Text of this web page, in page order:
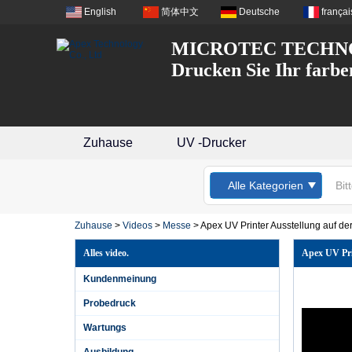
English 简体中文 Deutsche
MICROTEC
Drucken Sie Ihr
Zuhause UV -Drucker
Alle Kategorien
Zuhause > Videos> Messe >Apex UV Printer Ausstellung auf
Alles video.
Kundenmeinung
Probedruck
Wartungs
Apex UV